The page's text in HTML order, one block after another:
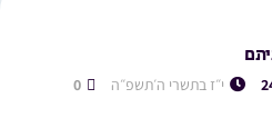
י״ז בתשרי ה׳תשפ״ה